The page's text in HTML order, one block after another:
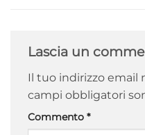
Lascia un
Il tuo indirizzo email
campi obbligatori
Commento *